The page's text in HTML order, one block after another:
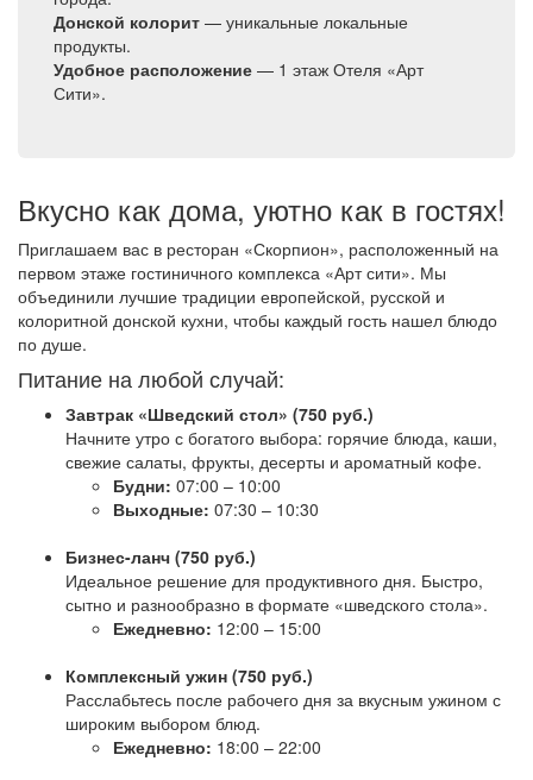
Донской колорит — уникальные локальные
продукты.
Удобное расположение — 1 этаж Отеля «Арт
Сити».
Вкусно как дома, уютно как в гостях!
Приглашаем вас в ресторан «Скорпион», расположенный на
первом этаже гостиничного комплекса «Арт сити». Мы
объединили лучшие традиции европейской, русской и
колоритной донской кухни, чтобы каждый гость нашел блюдо
по душе.
Питание на любой случай:
Завтрак «Шведский стол» (750 руб.)
Начните утро с богатого выбора: горячие блюда, каши,
свежие салаты, фрукты, десерты и ароматный кофе.
Будни: 07:00 – 10:00
Выходные: 07:30 – 10:30
Бизнес-ланч (750 руб.)
Идеальное решение для продуктивного дня. Быстро,
сытно и разнообразно в формате «шведского стола».
Ежедневно: 12:00 – 15:00
Комплексный ужин (750 руб.)
Расслабьтесь после рабочего дня за вкусным ужином с
широким выбором блюд.
Ежедневно: 18:00 – 22:00